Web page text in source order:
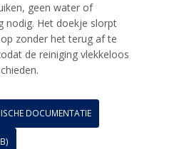
geen water of
nodig. Het doekje slorpt
zonder het terug af te
de reiniging vlekkeloos
DOCUMENTATIE